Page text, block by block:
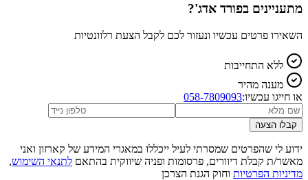
מתעניינים בפורד אדג'?
השאירו פרטים עכשיו ונעזור לכם לקבל הצעת רלוונטיות
ללא התחייבות
מענה מהיר
או חייגו עכשיו:058-7809093
קבלו הצעה
ידוע לי שהפרטים שמסרתי לעיל ייכללו במאגרי המידע של קארזון ואני
מאשר/ת קבלת דיוורים, פרסומות ופניה שיווקית בהתאם לתנאי השימוש,
מדיניות הפרטיות וחוק הגנת הצרכן